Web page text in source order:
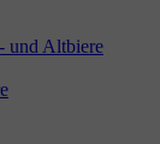
und Altbiere